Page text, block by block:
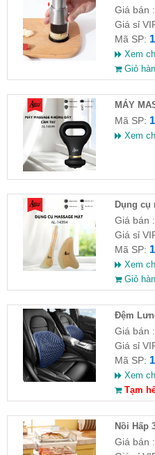
Giá bán :
Giá sỉ
Mã SP:
Xem
Giỏ
MÁY
ALIZZ
Mã SP:
Xem
Dụng cụ
AL14394
Giá bán :
Giá sỉ
Mã SP:
Xem
Giỏ
Đệm
Giá bán :
Giá sỉ
Mã SP:
Xem
Tạm
Nồi Hấp
Giá bán :